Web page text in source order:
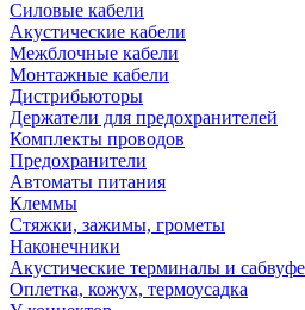
Силовые кабели
Акустические кабели
Межблочные кабели
Монтажные кабели
Дистрибьюторы
Держатели для предохранителей
Комплекты проводов
Предохранители
Автоматы питания
Клеммы
Стяжки, зажимы, грометы
Наконечники
Акустические терминалы и
Оплетка, кожух, термоусадка